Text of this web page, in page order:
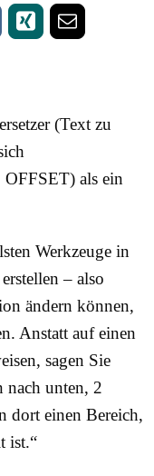
(Text zu
als ein
Werkzeuge in
– also
ändern können,
Anstatt auf einen
sagen Sie
nach unten, 2
dort einen Bereich,
ist.“